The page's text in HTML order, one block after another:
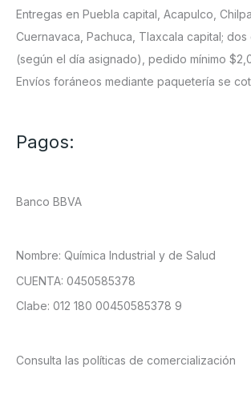
Entregas en Puebla capital, Acapulco,
Cuernavaca, Pachuca, Tlaxcala capital; dos
(según el día asignado), pedido mínimo
Envíos foráneos mediante paquetería se
Pagos:
Banco BBVA
Nombre: Química Industrial y de Salud
CUENTA: 0450585378
Clabe: 012 180 00450585378 9
Consulta las políticas de comercialización